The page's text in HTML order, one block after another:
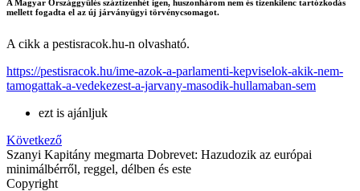
A Magyar Országgyűlés száztizenhét igen, huszonhárom nem és tizenkilenc tartózkodás
mellett fogadta el az új járványügyi törvénycsomagot.
A cikk a pestisracok.hu-n olvasható.
https://pestisracok.hu/ime-azok-a-parlamenti-kepviselok-akik-nem-
tamogattak-a-vedekezest-a-jarvany-masodik-hullamaban-sem
ezt is ajánljuk
Következő
Szanyi Kapitány megmarta Dobrevet: Hazudozik az európai
minimálbérről, reggel, délben és este
Copyright